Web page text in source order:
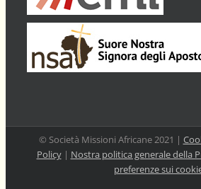
© Società Missioni Africane 2021 |
Policy| Nostra politica generale della
preferenze sui